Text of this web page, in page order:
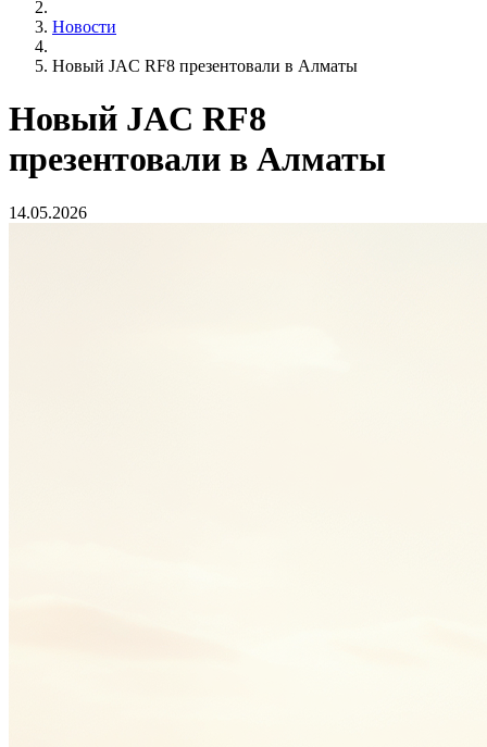
Новости
Новый JAC RF8 презентовали в Алматы
Новый JAC RF8
презентовали в Алматы
14.05.2026